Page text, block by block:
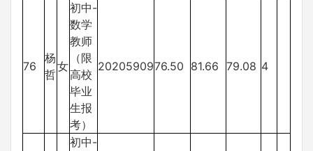
76
杨
哲
女
初中-
数学
教师
（限
高校
毕业
生报
考）
2020590976.50 81.66 79.08 4
初中-